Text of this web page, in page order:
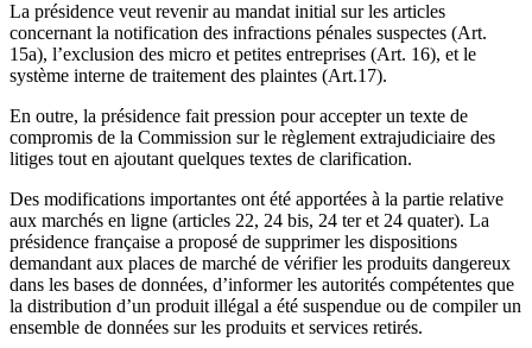
La présidence veut revenir au mandat initial sur les articles
concernant la notification des infractions pénales suspectes (Art.
15a), l’exclusion des micro et petites entreprises (Art. 16), et le
système interne de traitement des plaintes (Art.17).
En outre, la présidence fait pression pour accepter un texte de
compromis de la Commission sur le règlement extrajudiciaire des
litiges tout en ajoutant quelques textes de clarification.
Des modifications importantes ont été apportées à la partie relative
aux marchés en ligne (articles 22, 24 bis, 24 ter et 24 quater). La
présidence française a proposé de supprimer les dispositions
demandant aux places de marché de vérifier les produits dangereux
dans les bases de données, d’informer les autorités compétentes que
la distribution d’un produit illégal a été suspendue ou de compiler un
ensemble de données sur les produits et services retirés.